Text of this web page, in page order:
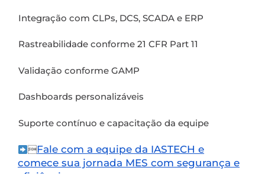
Integração com CLPs, DCS, SCADA e ERP
Rastreabilidade conforme 21 CFR Part 11
Validação conforme GAMP
Dashboards personalizáveis
Suporte contínuo e capacitação da equipe
Fale com a equipe da IASTECH e
comece sua jornada MES com segurança e